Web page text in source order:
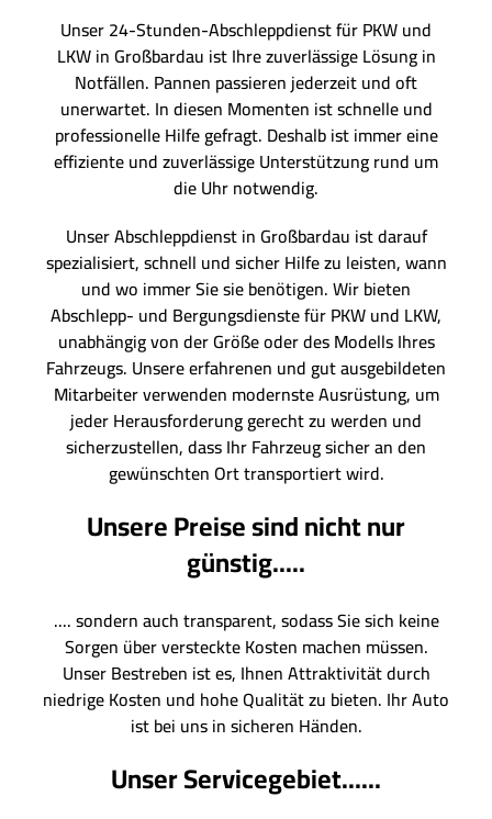
Unser 24-Stunden-Abschleppdienst für PKW und
LKW in Großbardau ist Ihre zuverlässige Lösung in
Notfällen. Pannen passieren jederzeit und oft
unerwartet. In diesen Momenten ist schnelle und
professionelle Hilfe gefragt. Deshalb ist immer eine
effiziente und zuverlässige Unterstützung rund um
die Uhr notwendig.
Unser Abschleppdienst in Großbardau ist darauf
spezialisiert, schnell und sicher Hilfe zu leisten, wann
und wo immer Sie sie benötigen. Wir bieten
Abschlepp- und Bergungsdienste für PKW und LKW,
unabhängig von der Größe oder des Modells Ihres
Fahrzeugs. Unsere erfahrenen und gut ausgebildeten
Mitarbeiter verwenden modernste Ausrüstung, um
jeder Herausforderung gerecht zu werden und
sicherzustellen, dass Ihr Fahrzeug sicher an den
gewünschten Ort transportiert wird.
Unsere Preise sind nicht nur
günstig.....
.... sondern auch transparent, sodass Sie sich keine
Sorgen über versteckte Kosten machen müssen.
Unser Bestreben ist es, Ihnen Attraktivität durch
niedrige Kosten und hohe Qualität zu bieten. Ihr Auto
ist bei uns in sicheren Händen.
Unser Servicegebiet......